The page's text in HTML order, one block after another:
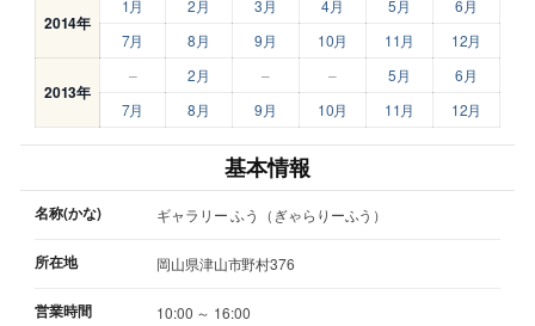
2014年
1月 2月 3月 4月 5月
6月
7月
8月 9月 10月 11月 12月
2013年
– 2月 – – 5月
6月
7月
8月 9月 10月 11月 12月
基本情報
名称(かな) ギャラリー ふう（ぎゃらりーふう）
所在地 岡山県津山市野村376
営業時間
10:00 ～ 16:00